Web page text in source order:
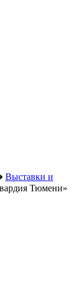
Выставки и
Тюмени»